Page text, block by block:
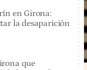
en Girona:
la desaparición
que